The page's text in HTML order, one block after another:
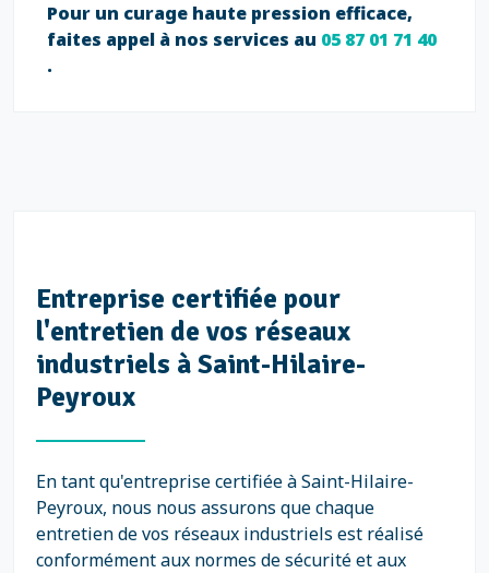
Pour un curage haute pression efficace,
faites appel à nos services au 05 87 01 71 40
.
Entreprise certifiée pour
l'entretien de vos réseaux
industriels à Saint-Hilaire-
Peyroux
En tant qu'entreprise certifiée à Saint-Hilaire-
Peyroux, nous nous assurons que chaque
entretien de vos réseaux industriels est réalisé
conformément aux normes de sécurité et aux